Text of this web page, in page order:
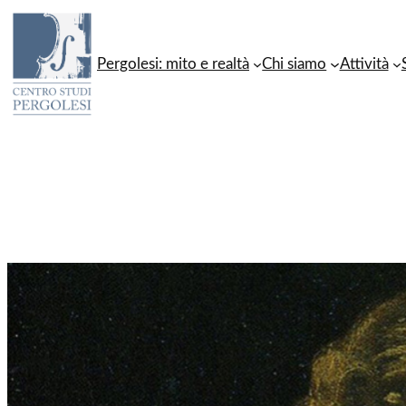
Vai
contenuto
Pergolesi: mito e realtà Chi siamo Attività